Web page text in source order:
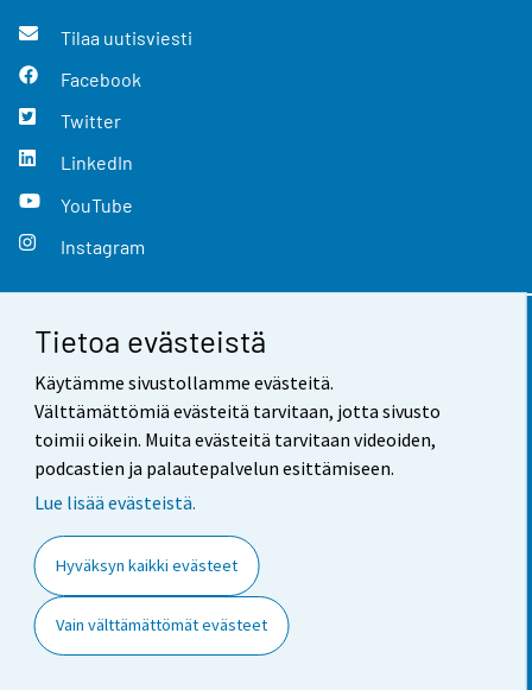
Tietoa evästeistä
Käytämme sivustollamme evästeitä.
Välttämättömiä evästeitä tarvitaan, jotta sivusto
toimii oikein. Muita evästeitä tarvitaan videoiden,
podcastien ja palautepalvelun esittämiseen.
Lue lisää evästeistä.
Hyväksyn kaikki evästeet
Vain välttämättömät evästeet
Tilaa uutisviesti
Facebook
Twitter
LinkedIn
YouTube
Instagram
Yhteystiedot
Palaute
Käyttöehdot
Saavutettavuus
Tietoa sivustosta
Evästeasetukset